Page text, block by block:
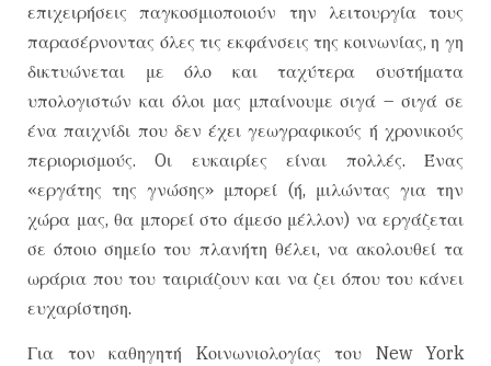
επιχειρήσεις παγκοσμιοποιούν την λειτουργία τους
παρασέρνοντας όλες τις εκφάνσεις της κοινωνίας, η γη
δικτυώνεται με όλο και ταχύτερα συστήματα
υπολογιστών και όλοι μας μπαίνουμε σιγά – σιγά σε
ένα παιχνίδι που δεν έχει γεωγραφικούς ή χρονικούς
περιορισμούς. Oι ευκαιρίες είναι πολλές. Ένας
«εργάτης της γνώσης» μπορεί (ή, μιλώντας για την
χώρα μας, θα μπορεί στο άμεσο μέλλον) να εργάζεται
σε όποιο σημείο του πλανήτη θέλει, να ακολουθεί τα
ωράρια που του ταιριάζουν και να ζει όπου του κάνει
ευχαρίστηση.
Για τον καθηγητή Kοινωνιολογίας του New York